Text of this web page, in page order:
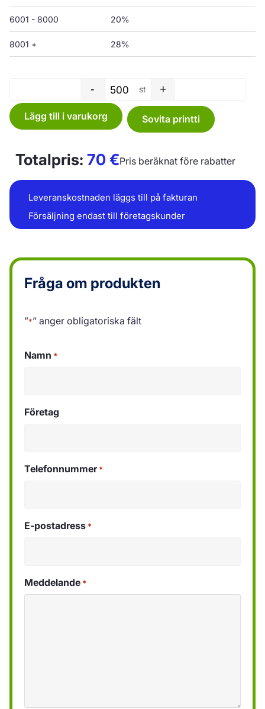
6001 - 8000 20%
8001 + 28%
Plastkasse - 30 L - LD 0,038
- st +
Lägg till i varukorg Sovita printti
Totalpris: 70€Pris beräknat före rabatter
Leveranskostnaden läggs till på fakturan
Försäljning endast till företagskunder
Fråga om produkten
”*” anger obligatoriska fält
Namn *
Företag
Telefonnummer *
E-postadress *
Meddelande *